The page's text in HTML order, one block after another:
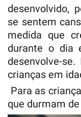
desenvolvido,
se sentem
medida que
durante o dia
desenvolve-
crianças em
Para as
que durmam